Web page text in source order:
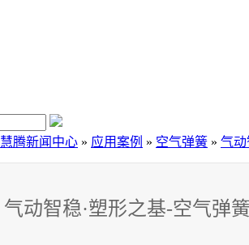
慧腾新闻中心 » 应用案例 » 空气弹簧 » 气动
气动智稳·塑形之基-空气弹